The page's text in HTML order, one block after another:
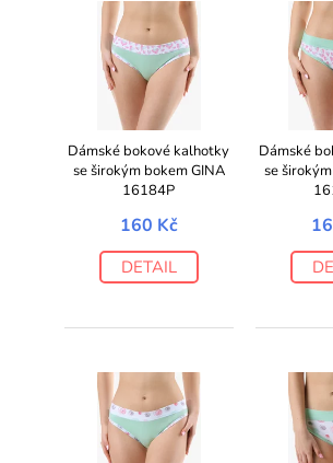
Dámské bokové kalhotky
se širokým bokem GINA
16184P
160 Kč
DETAIL
Dámské
se